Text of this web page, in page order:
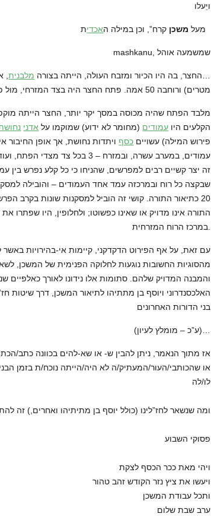
ויֵעלו
מעל משכן קרח”, וכן במילה האכדי
mashkanu, שמשמעה אוהל
…החצר, בה היו הכיור ומזבח העולה, הייתה בצורה מלבנית,
מטרים) ורוחבה 50 אמה. פתח החצר היה בצד המזרחי, מול פתח המשכן גופו, ואורכו 20 אמה.
מלבד הפתח שהיה מכוסה במסך יקר יותר, החצר הייתה
הקלעים היו עמודים (מחומר לא ידוע) שמוקמו על אדני
פירוש המילה) עשויים כסף ויתדות נחושת, אך אופן החיבור
עמודים, במערב עשרה, ובמזרח – 3
זה יצר קשיים רבים למפרשים, שהניחו כי כל קלע נפרש בין
20 כתיאור התורה. קושי זה הוביל למסקנות שונות בקרב הפרשנים וה
התורה אינו מדויק או שאינו כפשוטו; ולחלופין, היו
מהסוגיות החשובות נוגעות לחלוקה הפנימית של המשכן,
והמבנה המדויק שלהם. סתומות אלו נידונו לאורך כאלפיים
האלכסנדרוני ויוסף בן מתתיהו לתיאור המשכן, דרך שיטות
בני הדורות האחרונים
…(ע”כ – מומלץ לעיון)
אז מתוך הנאמר, ניתן להבין ש- או שא-להים בכוונה כתב/
או שהכותבי/העור/המעתיק/ה לא היה/הייתה נוכח/ת בזמן
לו/לה
ומה שנשאר לחז”לינו (כולל יוסף בן מתיתיהו ואחרים,) זה
פסוקי השבוע
ויהי מאת ככר הכסף לצקת
ויעשו את ציץ נזר הקודש זהב טהור
ותכל עבודת המשכן
ערב שבת שלום